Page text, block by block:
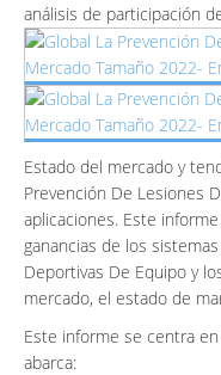
análisis de participación
Estado del mercado y
Prevención De Lesiones
aplicaciones. Este
ganancias de los
Deportivas De Equipo y
mercado, el estado de
Este informe se centra
abarca: